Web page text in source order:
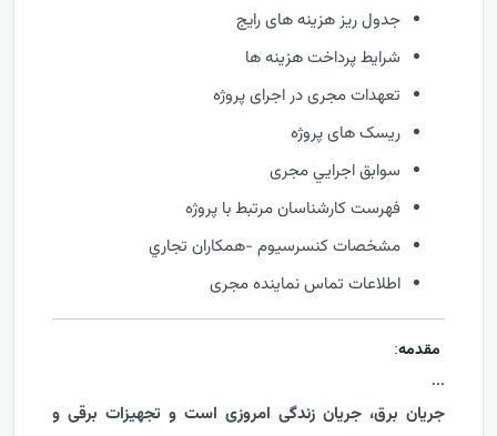
جدول ریز هزینه های رایج
شرایط پرداخت هزینه ها
تعهدات مجری در اجرای پروژه
ریسک های پروژه
سوابق اجرايي مجری
فهرست كارشناسان مرتبط با پروژه
مشخصات كنسرسيوم -همكاران تجاري
اطلاعات تماس نماینده مجری
مقدمه:
...
جریان برق، جریان زندگی امروزی است و تجهیزات برقی و